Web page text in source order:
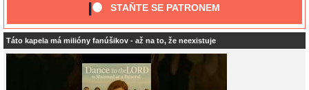
STAŇTE SE PATRONEM
Táto kapela má milióny fanúšikov - až na to, že neexistuje